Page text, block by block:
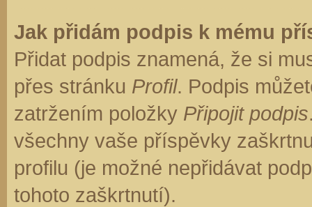
Jak přidám podpis k mému
Přidat podpis znamená, že si
přes stránku Profil. Podpis
zatržením položky Připojit podpis
všechny vaše příspěvky
profilu (je možné nepřidávat
tohoto zaškrtnutí).